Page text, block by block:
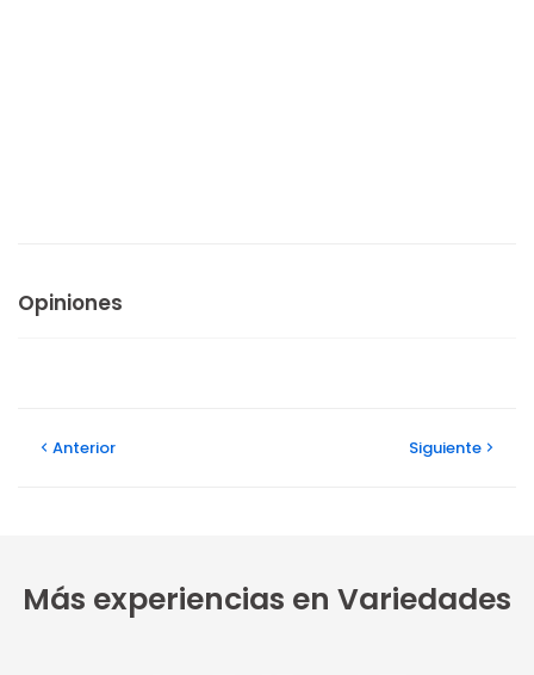
Opiniones
Anterior Siguiente
Más experiencias en Variedades